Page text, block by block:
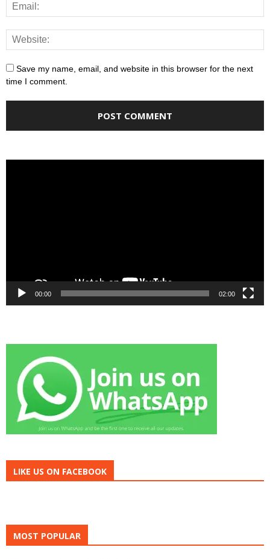
Save my name, email, and website in this browser for the next
time I comment.
00:00 02:00
LIKE US ON FACEBOOK
MOST POPULAR